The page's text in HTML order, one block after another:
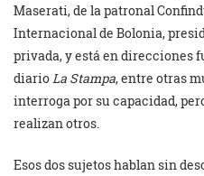
Maserati, de la patronal
Internacional de Bolonia,
privada, y está en direcciones
diarioLa Stampa, entre otras
interroga por su capacidad,
realizan otros.
Esos dos sujetos hablan sin